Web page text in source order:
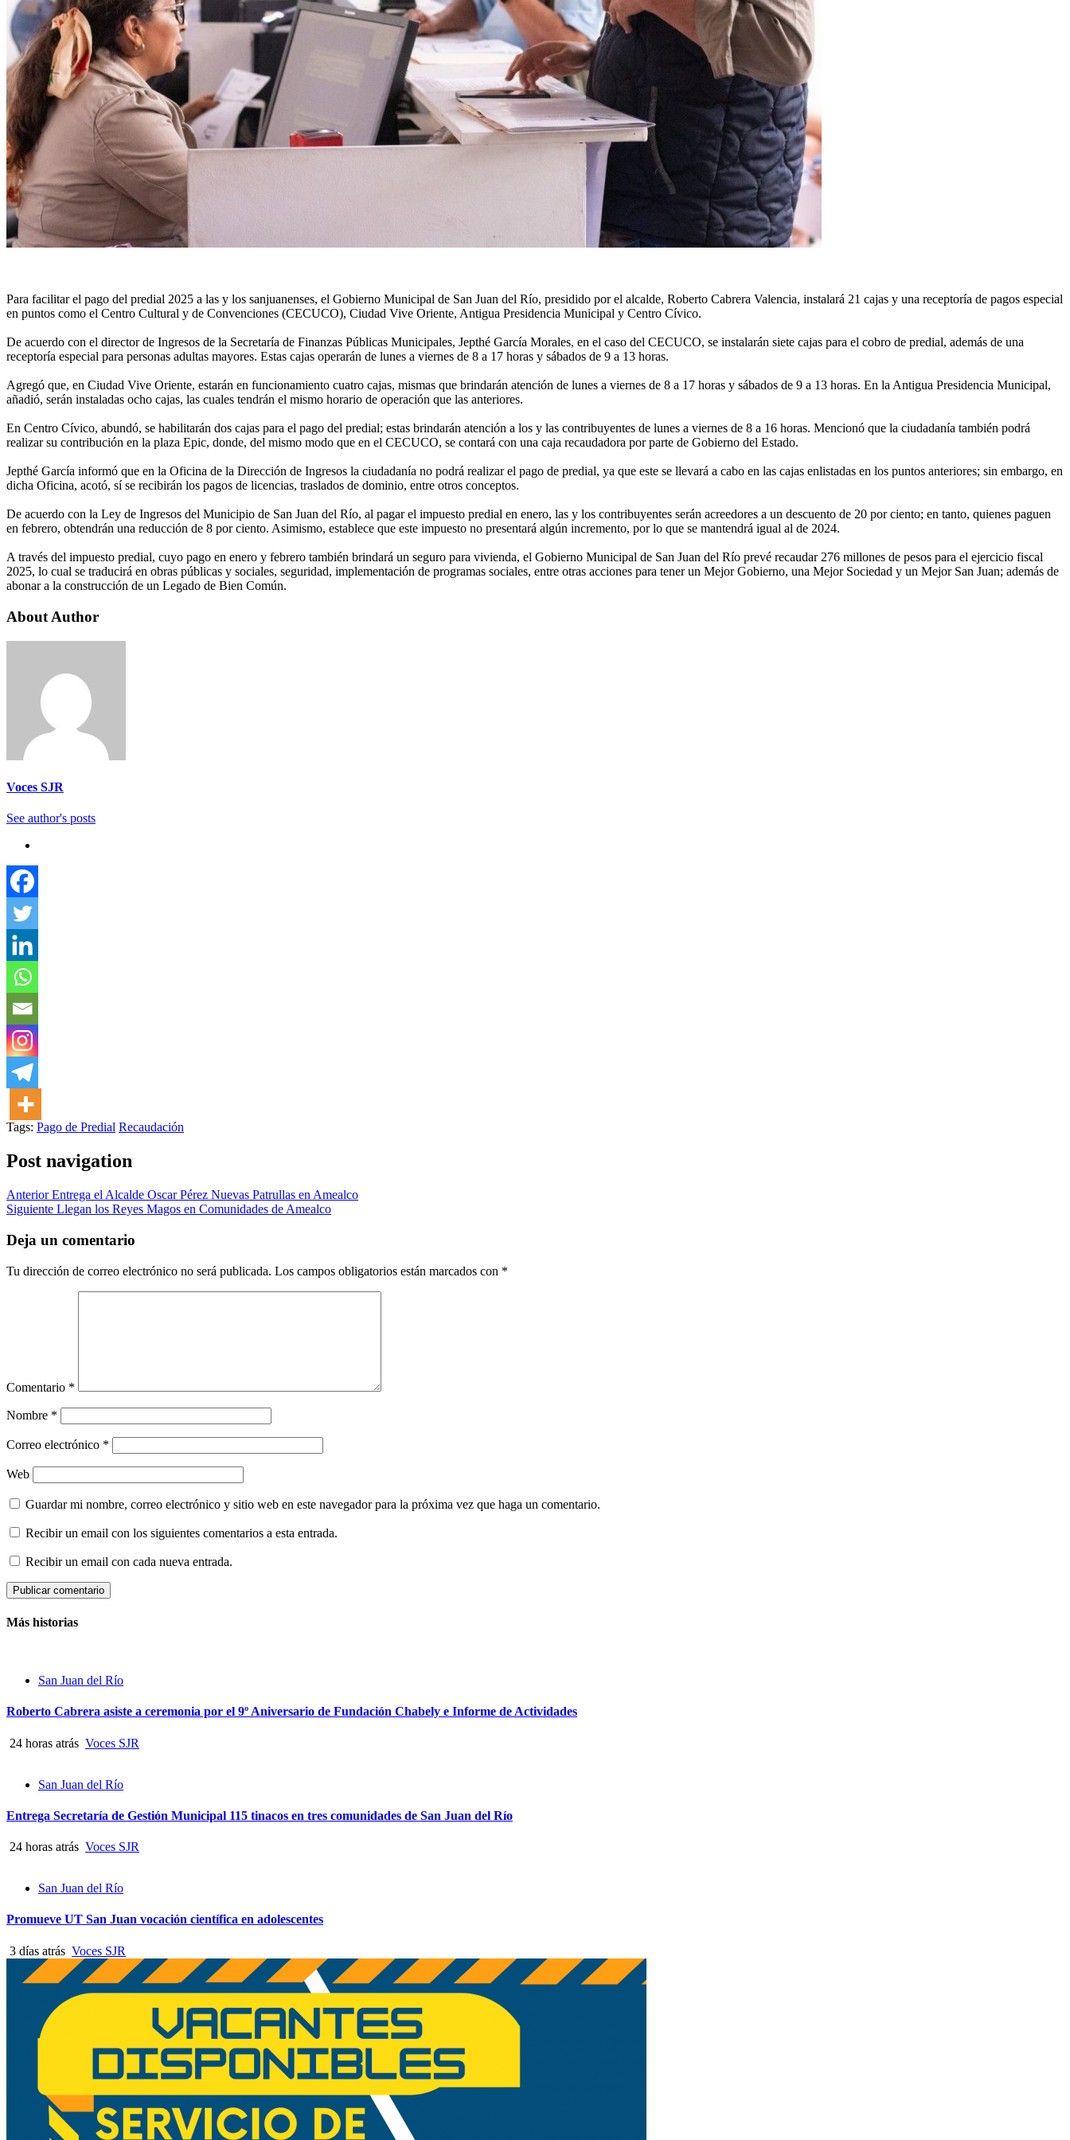
Para facilitar el pago del predial 2025 a las y los sanjuanenses, el Gobierno Municipal de San Juan del Río, presidido por el alcalde, Roberto Cabrera Valencia, instalará 21 cajas y una receptoría de pagos especial
en puntos como el Centro Cultural y de Convenciones (CECUCO), Ciudad Vive Oriente, Antigua Presidencia Municipal y Centro Cívico.
De acuerdo con el director de Ingresos de la Secretaría de Finanzas Públicas Municipales, Jepthé García Morales, en el caso del CECUCO, se instalarán siete cajas para el cobro de predial, además de una
receptoría especial para personas adultas mayores. Estas cajas operarán de lunes a viernes de 8 a 17 horas y sábados de 9 a 13 horas.
Agregó que, en Ciudad Vive Oriente, estarán en funcionamiento cuatro cajas, mismas que brindarán atención de lunes a viernes de 8 a 17 horas y sábados de 9 a 13 horas. En la Antigua Presidencia Municipal,
añadió, serán instaladas ocho cajas, las cuales tendrán el mismo horario de operación que las anteriores.
En Centro Cívico, abundó, se habilitarán dos cajas para el pago del predial; estas brindarán atención a los y las contribuyentes de lunes a viernes de 8 a 16 horas. Mencionó que la ciudadanía también podrá
realizar su contribución en la plaza Epic, donde, del mismo modo que en el CECUCO, se contará con una caja recaudadora por parte de Gobierno del Estado.
Jepthé García informó que en la Oficina de la Dirección de Ingresos la ciudadanía no podrá realizar el pago de predial, ya que este se llevará a cabo en las cajas enlistadas en los puntos anteriores; sin embargo, en
dicha Oficina, acotó, sí se recibirán los pagos de licencias, traslados de dominio, entre otros conceptos.
De acuerdo con la Ley de Ingresos del Municipio de San Juan del Río, al pagar el impuesto predial en enero, las y los contribuyentes serán acreedores a un descuento de 20 por ciento; en tanto, quienes paguen
en febrero, obtendrán una reducción de 8 por ciento. Asimismo, establece que este impuesto no presentará algún incremento, por lo que se mantendrá igual al de 2024.
A través del impuesto predial, cuyo pago en enero y febrero también brindará un seguro para vivienda, el Gobierno Municipal de San Juan del Río prevé recaudar 276 millones de pesos para el ejercicio fiscal
2025, lo cual se traducirá en obras públicas y sociales, seguridad, implementación de programas sociales, entre otras acciones para tener un Mejor Gobierno, una Mejor Sociedad y un Mejor San Juan; además de
abonar a la construcción de un Legado de Bien Común.
About Author
Voces SJR
See author's posts
Tags: Pago de Predial Recaudación
Post navigation
AnteriorEntrega el Alcalde Oscar Pérez Nuevas Patrullas en Amealco
Siguiente Llegan los Reyes Magos en Comunidades de Amealco
Deja un comentario
Tu dirección de correo electrónico no será publicada. Los campos obligatorios están marcados con *
Comentario *
Nombre *
Correo electrónico *
Web
Guardar mi nombre, correo electrónico y sitio web en este navegador para la próxima vez que haga un comentario.
Recibir un email con los siguientes comentarios a esta entrada.
Recibir un email con cada nueva entrada.
Más historias
San Juan del Río
Roberto Cabrera asiste a ceremonia por el 9º Aniversario de Fundación Chabely e Informe de Actividades
24 horas atrás Voces SJR
San Juan del Río
Entrega Secretaría de Gestión Municipal 115 tinacos en tres comunidades de San Juan del Río
24 horas atrás Voces SJR
San Juan del Río
Promueve UT San Juan vocación científica en adolescentes
3 días atrás Voces SJR